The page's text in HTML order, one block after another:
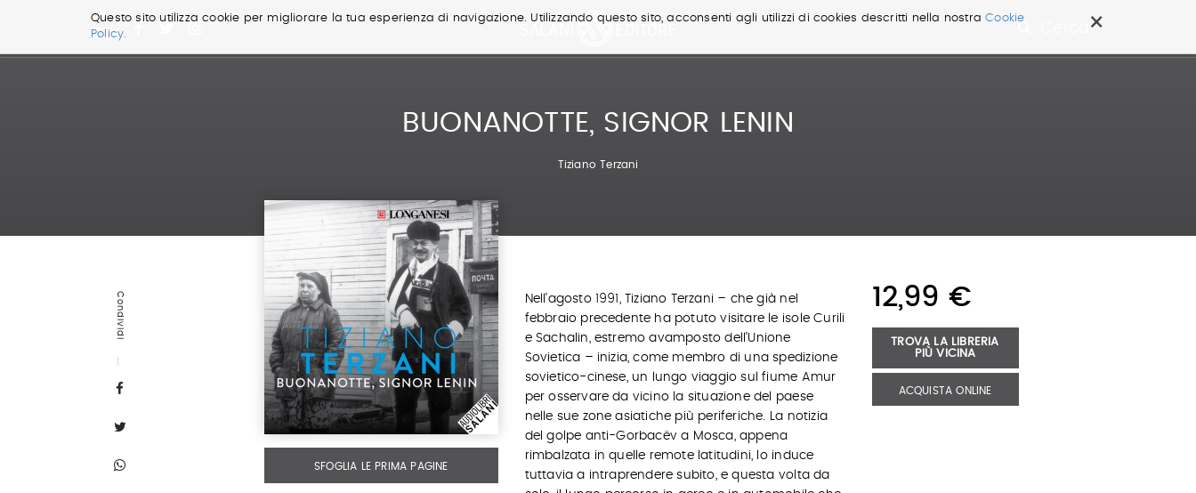
×
Questo sito utilizza cookie per migliorare la tua esperienza di navigazione. Utilizzando questo sito, acconsenti agli utilizzi di cookies descritti nella nostraCookie
Policy.
Cerca ...
BUONANOTTE, SIGNOR LENIN
Tiziano Terzani
Condividi
SFOGLIA LE PRIMA PAGINE
Nell’agosto 1991, Tiziano Terzani – che già nel
febbraio precedente ha potuto visitare le isole Curili
e Sachalin, estremo avamposto dell’Unione
Sovietica – inizia, come membro di una spedizione
sovietico-cinese, un lungo viaggio sul fiume Amur
per osservare da vicino la situazione del paese
nelle sue zone asiatiche più periferiche. La notizia
del golpe anti-Gorbacëv a Mosca, appena
rimbalzata in quelle remote latitudini, lo induce
tuttavia a intraprendere subito, e questa volta da
12,99 €
TROVA LA LIBRERIA
PIÙ VICINA
ACQUISTA ONLINE